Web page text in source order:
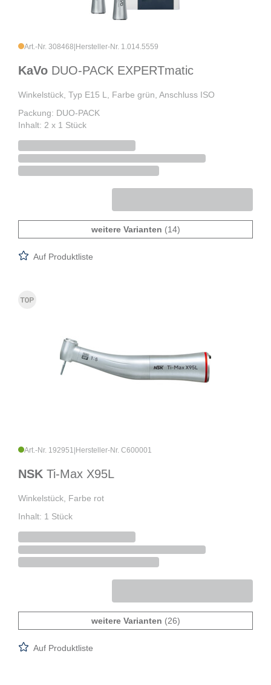
Art.-Nr. 308468 Hersteller-Nr. 1.014.5559
KaVo DUO-PACK EXPERTmatic
Winkelstück, Typ E15 L, Farbe grün, Anschluss ISO
Packung: DUO-PACK
Inhalt: 2 x 1 Stück
weitere Varianten (14)
Auf Produktliste
Art.-Nr. 192951 Hersteller-Nr. C600001
NSK Ti-Max X95L
Winkelstück, Farbe rot
Inhalt: 1 Stück
weitere Varianten (26)
Auf Produktliste